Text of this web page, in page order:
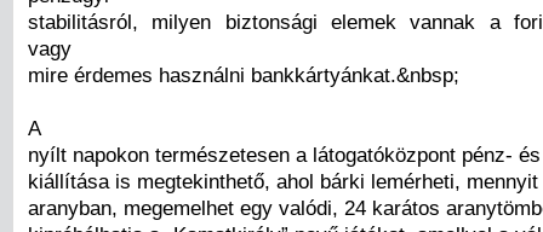
stabilitásról, milyen biztonsági elemek vannak a
vagy
mire érdemes használni bankkártyánkat.&nbsp;
A
nyílt napokon természetesen a látogatóközpont pénz-
kiállítása is megtekinthető, ahol bárki lemérheti,
aranyban, megemelhet egy valódi, 24 karátos